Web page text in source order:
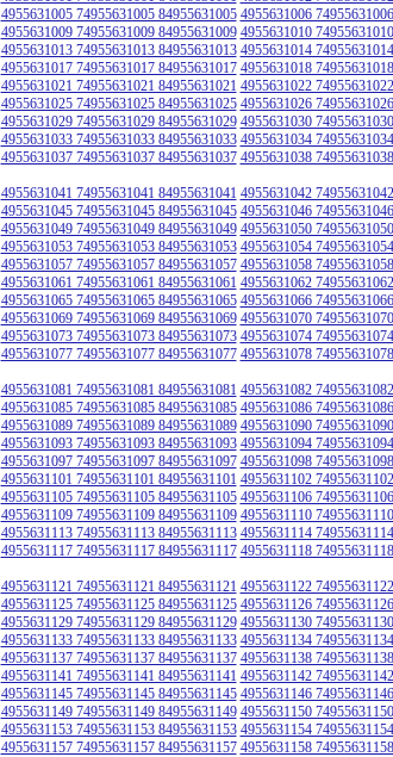
4955631005 74955631005 84955631005 4955631006
4955631009 74955631009 84955631009 4955631010
4955631013 74955631013 84955631013 4955631014
4955631017 74955631017 84955631017 4955631018
4955631021 74955631021 84955631021 4955631022
4955631025 74955631025 84955631025 4955631026
4955631029 74955631029 84955631029 4955631030
4955631033 74955631033 84955631033 4955631034
4955631037 74955631037 84955631037 4955631038
4955631041 74955631041 84955631041 4955631042
4955631045 74955631045 84955631045 4955631046
4955631049 74955631049 84955631049 4955631050
4955631053 74955631053 84955631053 4955631054
4955631057 74955631057 84955631057 4955631058
4955631061 74955631061 84955631061 4955631062
4955631065 74955631065 84955631065 4955631066
4955631069 74955631069 84955631069 4955631070
4955631073 74955631073 84955631073 4955631074
4955631077 74955631077 84955631077 4955631078
4955631081 74955631081 84955631081 4955631082
4955631085 74955631085 84955631085 4955631086
4955631089 74955631089 84955631089 4955631090
4955631093 74955631093 84955631093 4955631094
4955631097 74955631097 84955631097 4955631098
4955631101 74955631101 84955631101 4955631102
4955631105 74955631105 84955631105 4955631106
4955631109 74955631109 84955631109 4955631110
4955631113 74955631113 84955631113 4955631114
4955631117 74955631117 84955631117 4955631118
4955631121 74955631121 84955631121 4955631122
4955631125 74955631125 84955631125 4955631126
4955631129 74955631129 84955631129 4955631130
4955631133 74955631133 84955631133 4955631134
4955631137 74955631137 84955631137 4955631138
4955631141 74955631141 84955631141 4955631142
4955631145 74955631145 84955631145 4955631146
4955631149 74955631149 84955631149 4955631150
4955631153 74955631153 84955631153 4955631154
4955631157 74955631157 84955631157 4955631158